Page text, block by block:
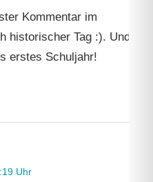
Kommentar im
historischer Tag :). Und
erstes Schuljahr!
Uhr